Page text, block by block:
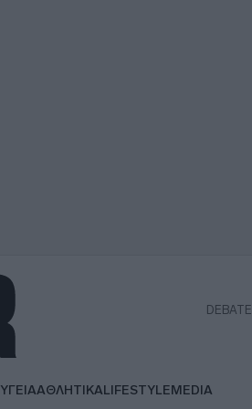
ΥΓΕΙΑΑΘΛΗΤΙΚΑLIFESTYLEMEDIA